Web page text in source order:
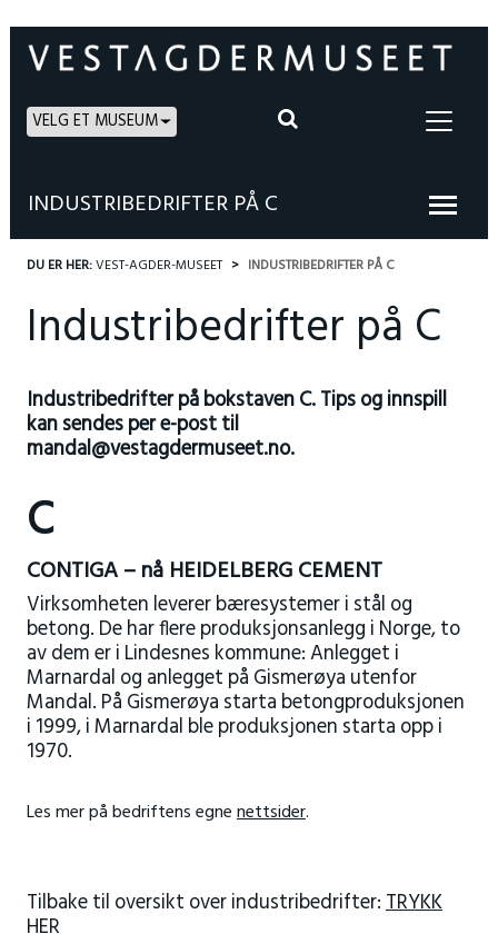
VELG ET MUSEUM
INDUSTRIBEDRIFTER PÅ C
DU ER HER:VEST-AGDER-MUSEET INDUSTRIBEDRIFTER PÅ C
Industribedrifter på C
Industribedrifter på bokstaven C. Tips og innspill
kan sendes per e-post til
mandal@vestagdermuseet.no.
C
CONTIGA – nå HEIDELBERG CEMENT
Virksomheten leverer bæresystemer i stål og
betong. De har flere produksjonsanlegg i Norge, to
av dem er i Lindesnes kommune: Anlegget i
Marnardal og anlegget på Gismerøya utenfor
Mandal. På Gismerøya starta betongproduksjonen
i 1999, i Marnardal ble produksjonen starta opp i
1970.
Les mer på bedriftens egnenettsider.
Tilbake til oversikt over industribedrifter:TRYKK